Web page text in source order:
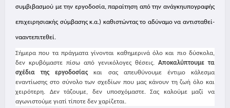
συμβιβασμού με την εργοδοσία, παραίτηση από την ανάγκηυπογραφής
επιχειρησιακής σύμβασης κ.α.) καθιστώντας το αδύναμο να αντισταθεί-
νααντεπιτεθεί.
Σήμερα που τα πράγματα γίνονται καθημερινά όλο και πιο δύσκολα,
δεν κρυβόμαστε πίσω από γενικόλογες θέσεις. Αποκαλύπτουμε τα
σχέδια της εργοδοσίαςκαι σας απευθύνουμε έντιμο κάλεσμα
εναντίωσης στο σύνολο των σχεδίων που μας κάνουν τη ζωή όλο και
χειρότερη. Δεν τάζουμε, δεν υποσχόμαστε. Σας καλούμε μαζί να
αγωνιστούμε γιατί τίποτε δεν χαρίζεται.